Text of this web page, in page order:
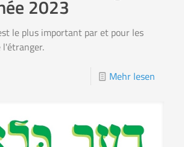
2023
le plus important par et pour les
l'étranger.
Mehr lesen